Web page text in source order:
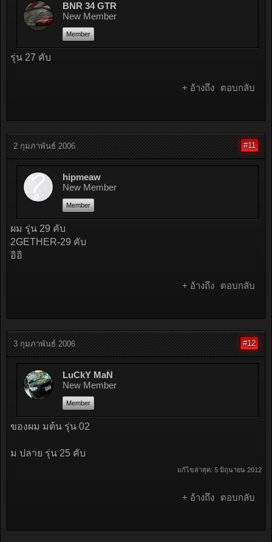
BNR 34 GTR
New Member
Member
รุ่น 27 คับ
+ อ้างถึง ตอบกลับ
2 กุมภาพันธ์ 2006 #11
hipmeaw
New Member
Member
ผม รุ่น 29 คับ
2GETHER-29 คับ
อิอิ
+ อ้างถึง ตอบกลับ
3 กุมภาพันธ์ 2006 #12
LuCkY MaN
New Member
Member
ของผม มต้น รุ่น 02
ม ปลาย รุ่น 25 คับ
แก้ไขล่าสุด: 5 มิถุนายน 2012
+ อ้างถึง ตอบกลับ